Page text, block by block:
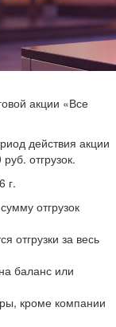
акции «Все
действия акции
отгрузок.
г.
отгрузок
отгрузки за весь
баланс или
кроме компании